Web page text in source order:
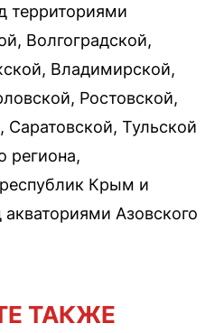
территориями
Волгоградской,
Владимирской,
Ростовской,
Тульской
региона,
Крым и
Азовского
ТАКЖЕ